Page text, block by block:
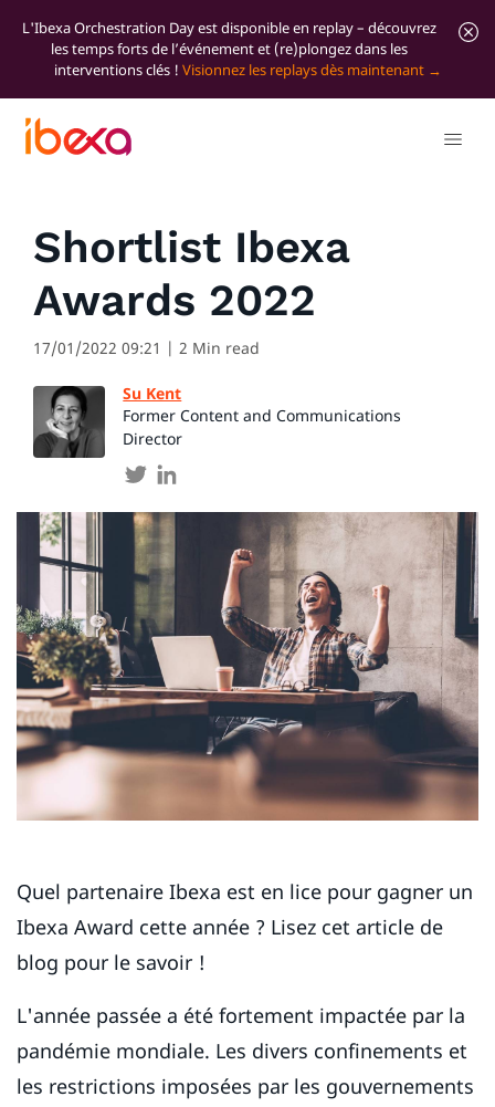
L'Ibexa Orchestration Day est disponible en replay – découvrez
les temps forts de l’événement et (re)plongez dans les
interventions clés ! Visionnez les replays dès maintenant
Tous les articles de blog
Shortlist Ibexa
Awards 2022
17/01/2022 09:21 | 2 Min read
Su Kent
Former Content and Communications
Director
Quel partenaire Ibexa est en lice pour gagner un
Ibexa Award cette année ? Lisez cet article de
blog pour le savoir !
L'année passée a été fortement impactée par la
pandémie mondiale. Les divers confinements et
les restrictions imposées par les gouvernements